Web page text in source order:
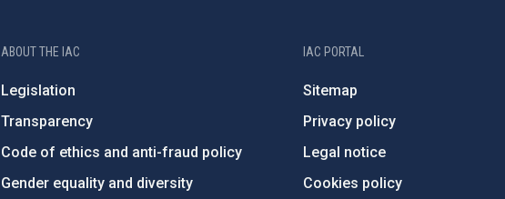
ABOUT THE IAC
Legislation
Transparency
Code of ethics and anti-fraud policy
Gender equality and diversity
IAC PORTAL
Sitemap
Privacy policy
Legal notice
Cookies policy